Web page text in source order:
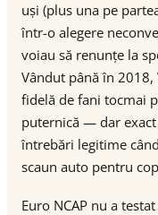
uși (plus una pe
într-o alegere
voiau să renunțe la
Vândut până în
fidelă de fani tocmai
puternică — dar
întrebări legitime
scaun auto pentru
Euro NCAP nu a